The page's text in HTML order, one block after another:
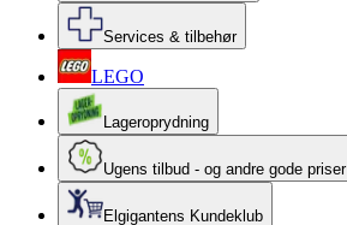
Services & tilbehør
LEGO
Lageroprydning
Ugens tilbud - og andre gode priser
Elgigantens Kundeklub